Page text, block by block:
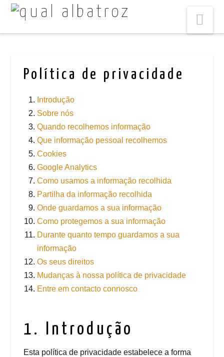
Política de privacidade
Introdução
Sobre nós
Quando recolhemos informação
Que informação pessoal recolhemos
Cookies
Google Analytics
Como usamos a informação recolhida
Partilha da informação recolhida
Onde guardamos a sua informação
Como protegemos a sua informação
Durante quanto tempo guardamos a sua
informação
Os seus direitos
Mudanças à nossa política de privacidade
Entre em contacto connosco
1. Introdução
Esta política de privacidade estabelece a forma